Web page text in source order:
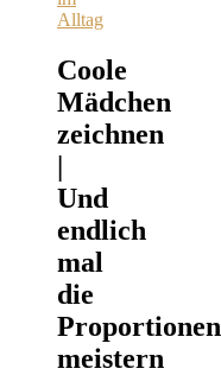
Alltag
Coole
Mädchen
zeichnen
|
Und
endlich
mal
die
Proportionen
meistern